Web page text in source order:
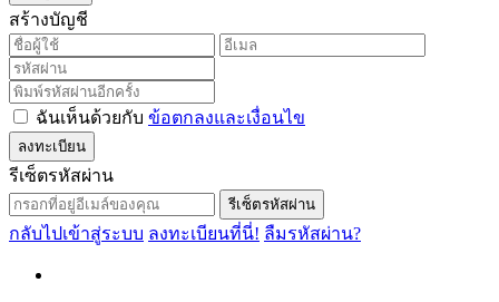
สร้างบัญชี
ฉันเห็นด้วยกับ ข้อตกลงและเงื่อนไข
ลงทะเบียน
รีเซ็ตรหัสผ่าน
รีเซ็ตรหัสผ่าน
กลับไปเข้าสู่ระบบ ลงทะเบียนที่นี่! ลืมรหัสผ่าน?